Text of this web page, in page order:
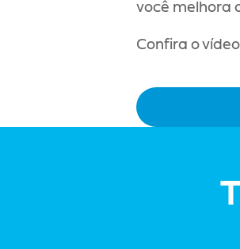
você melhora
Confira o